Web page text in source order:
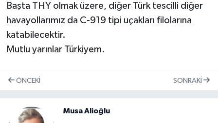
Başta THY olmak üzere, diğer Türk tescilli diğer
havayollarımız da C-919 tipi uçakları filolarına
katabilecektir.
Mutlu yarınlar Türkiyem.
ÖNCEKI SONRAKI
Musa Alioğlu